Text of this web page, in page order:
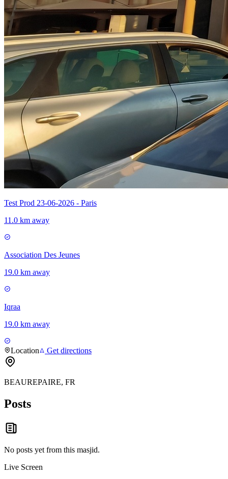
Test Prod 23-06-2026 - Paris
11.0 km away
Association Des Jeunes
19.0 km away
Iqraa
19.0 km away
Location Get directions
BEAUREPAIRE, FR
Posts
No posts yet from this masjid.
Live Screen